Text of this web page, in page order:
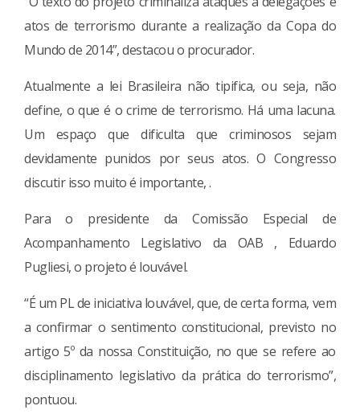
atos de terrorismo durante a realização da Copa do
Mundo de 2014”, destacou o procurador.
Atualmente a lei Brasileira não tipifica, ou seja, não
define, o que é o crime de terrorismo. Há uma lacuna.
Um espaço que dificulta que criminosos sejam
devidamente punidos por seus atos. O Congresso
discutir isso muito é importante, .
Para o presidente da Comissão Especial de
Acompanhamento Legislativo da OAB , Eduardo
Pugliesi, o projeto é louvável.
“É um PL de iniciativa louvável, que, de certa forma, vem
a confirmar o sentimento constitucional, previsto no
artigo 5º da nossa Constituição, no que se refere ao
disciplinamento legislativo da prática do terrorismo”,
pontuou.